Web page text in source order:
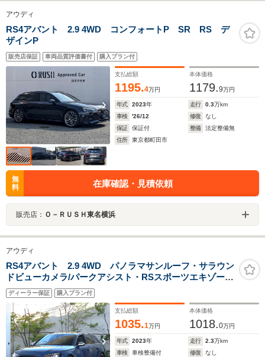
アウディ
RS4アバント 2.9 4WD コンフォートP SR RS デ
ザインP
販売店保証 車両品質評価書付 購入プラン付
支払総額
1195.4万円
本体価格
1179.9万円
年式 2023年 走行 0.3万km
車検
'26/12 修復
なし
保証
保証付 整備
法定整備無
住所
東京都町田市
無
料
在庫確認・見積依頼
販売店： Ｏ－ＲＵＳＨ東名横浜
アウディ
RS4アバント 2.9 4WD パノラマサンルーフ・サラウン
ドビューカメラ/パークアシスト・RSスポーツエキゾース
ト・プライバシーガラス・ブレーキキャリパー レッド・
シートヒーター (フロント/リヤ)・スマートフォンワイヤ
レスチャージング
ディーラー保証 購入プラン付
支払総額
1035.1万円
本体価格
1018.0万円
年式 2023年 走行 2.3万km
車検
車検整備付 修復
なし